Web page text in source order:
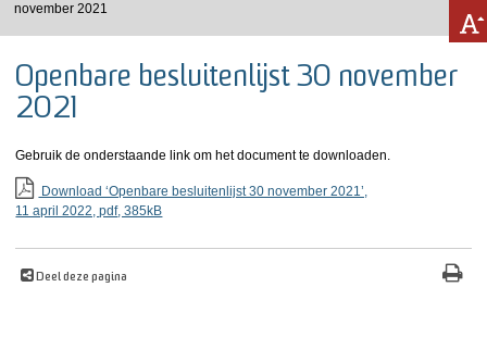
november 2021
Openbare besluitenlijst 30 november
2021
Gebruik de onderstaande link om het document te downloaden.
Download ‘Openbare besluitenlijst 30 november 2021’,
11 april 2022,pdf, 385kB
Deel deze pagina